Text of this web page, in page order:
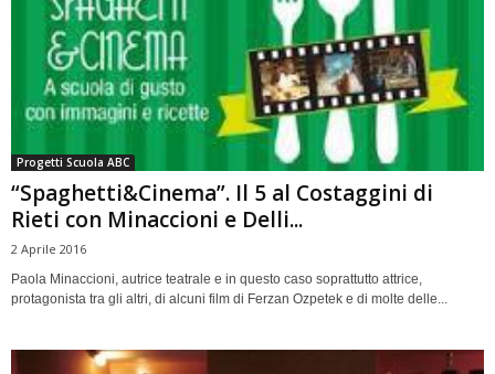
Progetti Scuola ABC
“Spaghetti&Cinema”. Il 5 al Costaggini di
Rieti con Minaccioni e Delli...
2 Aprile 2016
Paola Minaccioni, autrice teatrale e in questo caso soprattutto attrice,
protagonista tra gli altri, di alcuni film di Ferzan Ozpetek e di molte delle...